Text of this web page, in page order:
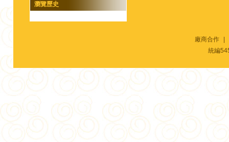
瀏覽歷史
廠商合作
統編